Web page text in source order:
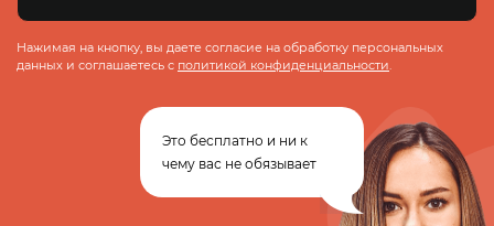
Нажимая на кнопку, вы даете согласие на обработку персональных
данных и соглашаетесь с политикой конфиденциальности
Это бесплатно и ни к
чему вас не обязывает